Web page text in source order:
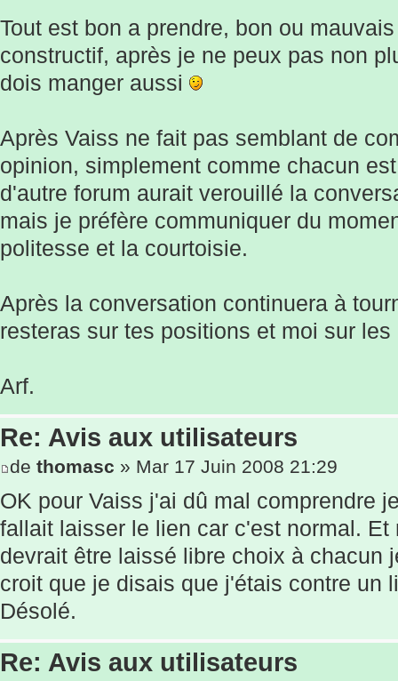
Tout est bon a prendre, bon ou
constructif, après je ne peux pas non
dois manger aussi
Après Vaiss ne fait pas semblant de
opinion, simplement comme chacun
d'autre forum aurait verouillé la
mais je préfère communiquer du
politesse et la courtoisie.
Après la conversation continuera à
resteras sur tes positions et moi sur les
Arf.
Re: Avis aux utilisateurs
de thomasc » Mar 17 Juin 2008 21:29
OK pour Vaiss j'ai dû mal comprendre
fallait laisser le lien car c'est normal.
devrait être laissé libre choix à chacun
croit que je disais que j'étais contre un
Désolé.
Re: Avis aux utilisateurs